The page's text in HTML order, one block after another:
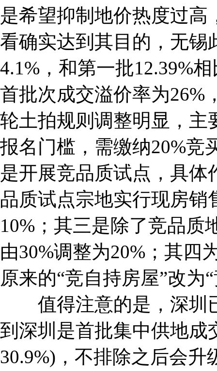
是希望抑制地价热度过
看确实达到其目的，无锡
4.1%，和第一批12.39%
首批次成交溢价率为26%
轮土拍规则调整明显，主
报名门槛，需缴纳20%竞
是开展竞品质试点，具
品质试点宗地实行现房
10%；其三是除了竞品质
由30%调整为20%；其四
原来的“竞自持房屋”改为
值得注意的是，深圳
到深圳是首批集中供地成
30.9%)，不排除之后会